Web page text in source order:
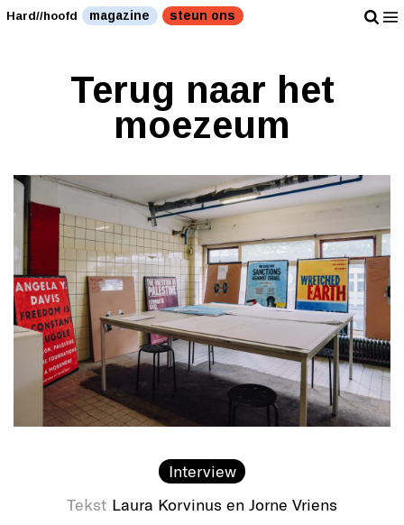
Hard//hoofd magazine steun ons
Terug naar het
moezeum
Interview
Tekst Laura Korvinus en Jorne Vriens